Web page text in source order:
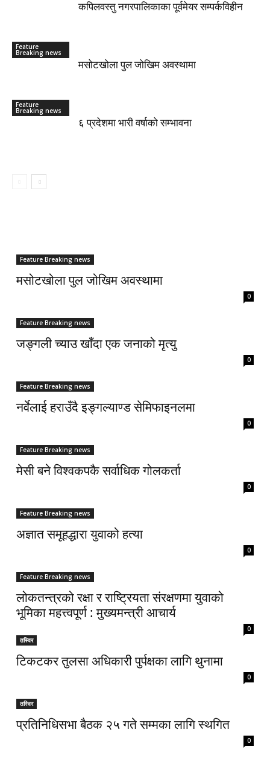
कपिलवस्तु नगरपालिकाका पूर्वमेयर सम्पर्कविहीन
Feature
Breaking news
मसोटखोला पुल जोखिम अवस्थामा
Feature
Breaking news
६ प्रदेशमा भारी वर्षाको सम्भावना
Feature Breaking news
मसोटखोला पुल जोखिम अवस्थामा
0
Feature Breaking news
जङ्गली च्याउ खाँदा एक जनाको मृत्यु
0
Feature Breaking news
नर्वेलाई हराउँदै इङ्गल्याण्ड सेमिफाइनलमा
0
Feature Breaking news
मेसी बने विश्वकपकै सर्वाधिक गोलकर्ता
0
Feature Breaking news
अज्ञात समूहद्धारा युवाको हत्या
0
Feature Breaking news
लोकतन्त्रको रक्षा र राष्ट्रियता संरक्षणमा युवाको
भूमिका महत्त्वपूर्ण : मुख्यमन्त्री आचार्य
0
तस्विर
टिकटकर तुलसा अधिकारी पुर्पक्षका लागि थुनामा
0
तस्विर
प्रतिनिधिसभा बैठक २५ गते सम्मका लागि स्थगित
0